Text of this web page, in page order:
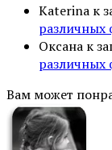
Katerina к
различных
Оксана к
различных
Вам может